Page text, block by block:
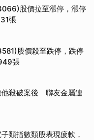
股價拉至漲停，漲停
張
股價殺至跌停，跌停
張
他殺破案後 聯友金屬連
類指數類股表現疲軟，